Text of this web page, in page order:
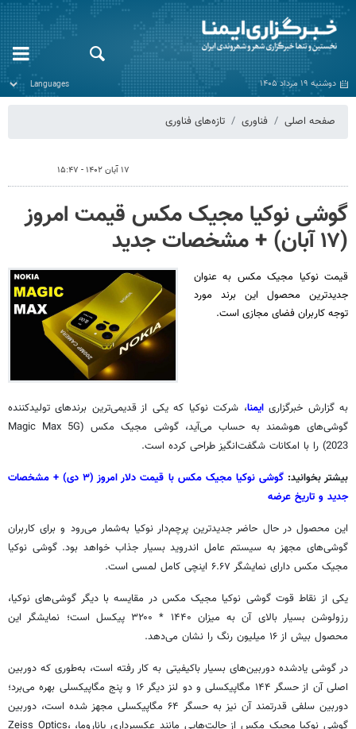
دوشنبه ۱۹ مرداد ۱۴۰۵
صفحه اصلی فناوری تازه‌های فناوری
۱۷ آبان ۱۴۰۲ - ۱۵:۴۷
گوشی نوکیا مجیک مکس قیمت امروز
(۱۷ آبان) + مشخصات جدید
قیمت نوکیا مجیک مکس به عنوان
جدیدترین محصول این برند مورد
توجه کاربران فضای مجازی است.
به گزارش خبرگزاریایمنا، شرکت نوکیا که یکی از قدیمی‌ترین برندهای تولیدکننده
گوشی‌های هوشمند به حساب می‌آید، گوشی مجیک مکس (Magic Max 5G
2023) را با امکانات شگفت‌انگیز طراحی کرده است.
بیشتر بخوانید:
گوشی نوکیا مجیک مکس با قیمت دلار امروز (۳ دی) + مشخصات
جدید و تاریخ عرضه
این محصول در حال حاضر جدیدترین پرچم‌دار نوکیا به‌شمار می‌رود و برای کاربران
گوشی‌های مجهز به سیستم عامل اندروید بسیار جذاب خواهد بود. گوشی نوکیا
مجیک مکس دارای نمایشگر ۶.۶۷ اینچی کامل لمسی است.
یکی از نقاط قوت گوشی نوکیا مجیک مکس در مقایسه با دیگر گوشی‌های نوکیا،
رزولوشن بسیار بالای آن به میزان
*۳۲۰۰
پیکسل است؛ نمایشگر این
محصول بیش از ۱۶ میلیون رنگ را نشان می‌دهد.
در گوشی یادشده دوربین‌های بسیار باکیفیتی به کار رفته است، به‌طوری که دوربین
اصلی آن از حسگر ۱۴۴ مگاپیکسلی و دو لنز دیگر ۱۶ و پنج مگاپیکسلی بهره می‌برد؛
دوربین سلفی قدرتمند آن نیز به حسگر ۶۴ مگاپیکسلی مجهز شده است، دوربین
گوشی نوکیا مجیک مکس از حالت‌هایی مانند عکسبرداری پاناروما، Zeiss Optics،